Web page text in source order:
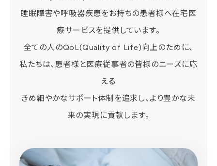
睡眠障害や呼吸器疾患をお持ちの患者様へ在宅医
療サービスを提供しています。
全ての人のQoL(Quality of Life)向上のために、
私たちは、患者様と医療従事者の皆様のニーズに応
える
きめ細やかなサポート体制を追求し、より豊かな未
来の実現に貢献します。